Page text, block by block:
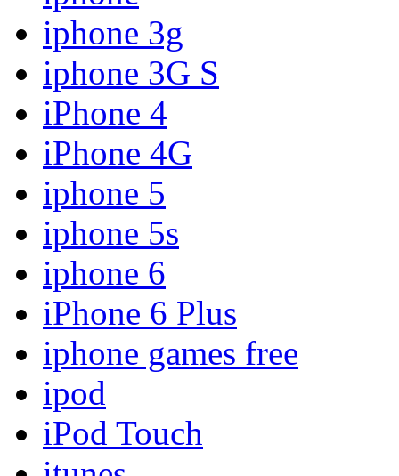
iphone 3g
iphone 3G S
iPhone 4
iPhone 4G
iphone 5
iphone 5s
iphone 6
iPhone 6 Plus
iphone games free
ipod
iPod Touch